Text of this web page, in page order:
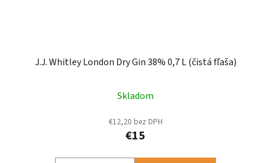
J.J. Whitley London Dry Gin 38% 0,7 L (čistá fľaša)
Skladom
€12,20 bez DPH
€15